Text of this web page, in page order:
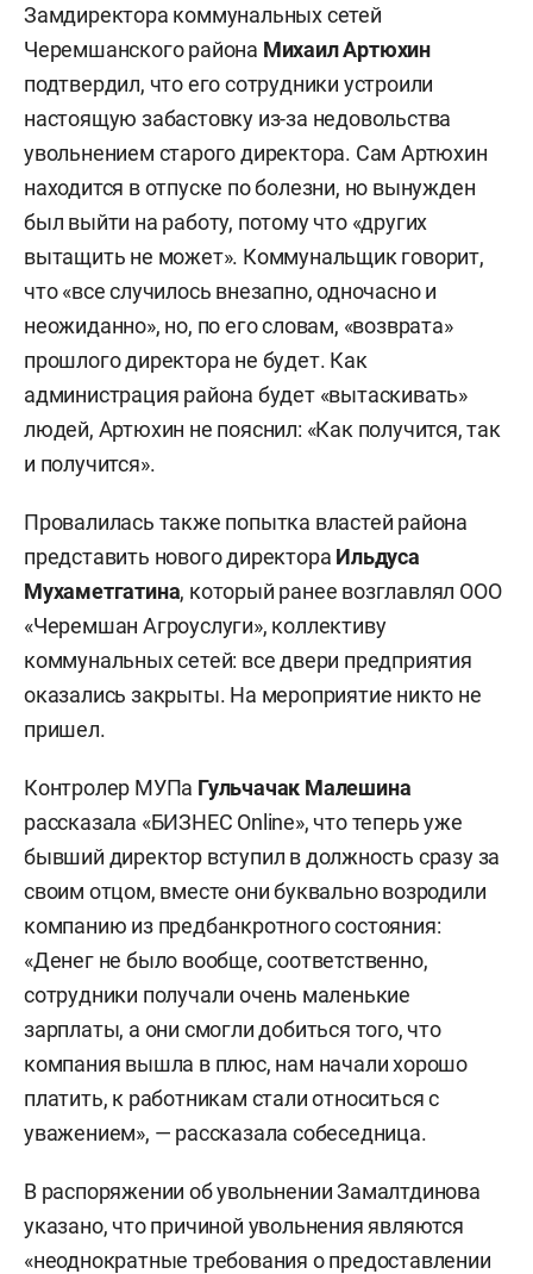
Замдиректора коммунальных сетей
Черемшанского района Михаил Артюхин
подтвердил, что его сотрудники устроили
настоящую забастовку из-за недовольства
увольнением старого директора. Сам Артюхин
находится в отпуске по болезни, но вынужден
был выйти на работу, потому что «других
вытащить не может». Коммунальщик говорит,
что «все случилось внезапно, одночасно и
неожиданно», но, по его словам, «возврата»
прошлого директора не будет. Как
администрация района будет «вытаскивать»
людей, Артюхин не пояснил: «Как получится, так
и получится».
Провалилась также попытка властей района
представить нового директора Ильдуса
Мухаметгатина, который ранее возглавлял ООО
«Черемшан Агроуслуги», коллективу
коммунальных сетей: все двери предприятия
оказались закрыты. На мероприятие никто не
пришел.
Контролер МУПа Гульчачак Малешина
рассказала «БИЗНЕС Online», что теперь уже
бывший директор вступил в должность сразу за
своим отцом, вместе они буквально возродили
компанию из предбанкротного состояния:
«Денег не было вообще, соответственно,
сотрудники получали очень маленькие
зарплаты, а они смогли добиться того, что
компания вышла в плюс, нам начали хорошо
платить, к работникам стали относиться с
уважением», — рассказала собеседница.
В распоряжении об увольнении Замалтдинова
указано, что причиной увольнения являются
«неоднократные требования о предоставлении